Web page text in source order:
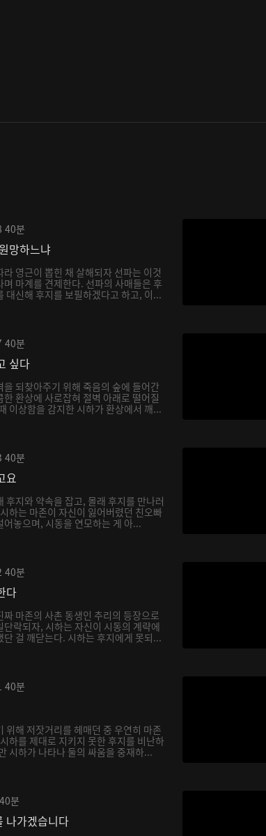
40분
망하느냐
영근이 뽑힌 채 살해되자 선파는 이것
며 마계를 견제한다. 선파의 사매들은 후
대신해 후지를 보필하겠다고 하고, 이...
40분
싶다
을 되찾아주기 위해 죽음의 숲에 들어간
한 환상에 사로잡혀 절벽 아래로 떨어질
이상함을 감지한 시하가 환상에서 깨...
40분
요
후지와 약속을 잡고, 몰래 후지를 만나러
하는 마존이 자신이 잃어버렸던 친오빠
어놓으며, 시동을 연모하는 게 아...
40분
다
짜 마존의 사촌 동생인 추리의 등장으로
단락되자, 시하는 자신이 시동의 계략에
단 걸 깨닫는다. 시하는 후지에게 못되...
40분
위해 저잣거리를 헤매던 중 우연히 마존
하를 제대로 지키지 못한 후지를 비난하
시하가 나타나 둘의 싸움을 중재하...
40분
나가겠습니다